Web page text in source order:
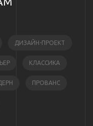
ДИЗАЙН-ПРОЕКТ
КЛАССИКА
ПРОВАНС